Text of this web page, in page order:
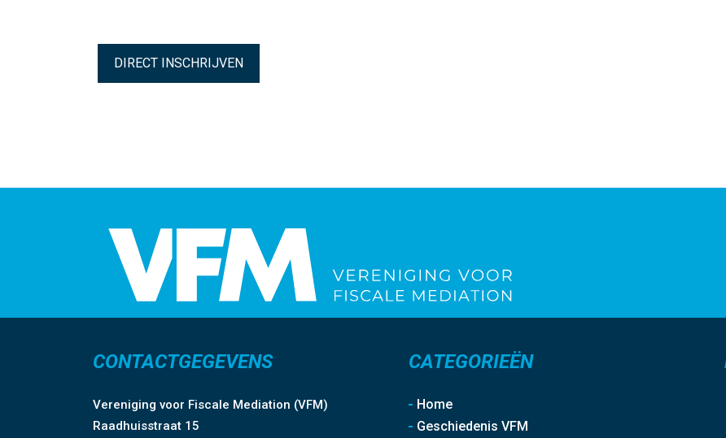
DIRECT INSCHRIJVEN
CONTACTGEGEVENS
Vereniging voor Fiscale Mediation (VFM)
Raadhuisstraat 15
CATEGORIEËN
Home
Geschiedenis VFM